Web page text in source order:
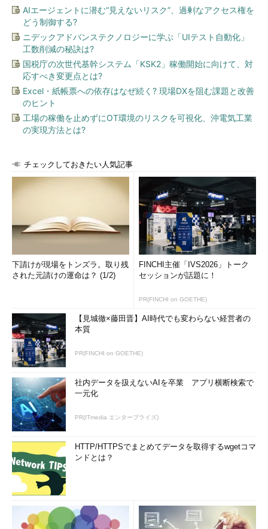
めにコツコツと努力し、Oracle関連の資格を取得していました。
面接では、経歴の説明、将来のビジョン、なぜその資格を取った
のかなどを丁寧に説明したそうです。しかし、面接はそれほど盛
結果として、その企業はBさんを採用したのです。理由はBさ
んは自己分析がしっかりできていて、それに対して計画的に、か
つ自発的に行動できている。一方のAさんは、自己分析はできて
いて、それに対して計画も立てているが、実行できていない。転
「転職」と「中途採用」、視点の違い
Aさんのような失敗例は数多く存在しているはずです。それは
「転職」と「中途採用」との違いを理解していないためだと思い
ます。両者の違いとは何でしょうか。それは「視点」です。
人間誰でもそうですが、自分を中心に物事を見ています。「転
職」はあくまでも個人の視点でとらえた解釈です。一方、企業の
視点から望むのは、欠点を補う即戦力を獲得するための「中途採
このことが理解できれば、自ずと中途採用に臨むときの意識が
変わるのではないでしょうか。
著者紹介
リーベル
小塚康司氏
福岡県出身。大学卒業後、社員研修コンサルティング会社に
て、主に大手流通業向けの従業員教育・モチベーションコンサ
ルティング業務を経験。その経験をIT業界で生かしたいと思
い、大手ユーザー系システムインテグレータに転職。CRM・
SCMを担当。その後、大手人材紹介会社へ転職。人材紹介IT
部門責任者を経て、2005年にリーベルへ参画。
AIエージェントに潜む“見えないリスク”、過剰なアクセス権を
どう制御する?
ニデックアドバンステクノロジーに学ぶ「UIテスト自動化」
工数削減の秘訣は?
国税庁の次世代基幹システム「KSK2」稼働開始に向けて、対
応すべき変更点とは?
Excel・紙帳票への依存はなぜ続く? 現場DXを阻む課題と改善
のヒント
工場の稼働を止めずにOT環境のリスクを可視化、沖電気工業
の実現方法とは?
チェックしておきたい人気記事
下請けが現場をトンズラ。取り残
された元請けの運命は？ (1/2)
FINCHI主催「IVS2026」トーク
セッションが話題に！
PR(FINCHI on GOETHE)
【見城徹×藤田晋】AI時代でも変わらない経営者の
本質
PR(FINCHI on GOETHE)
社内データを扱えないAIを卒業 アプリ横断検索で
一元化
PR(ITmedia エンタープライズ)
HTTP/HTTPSでまとめてデータを取得するwgetコマ
ンドとは？